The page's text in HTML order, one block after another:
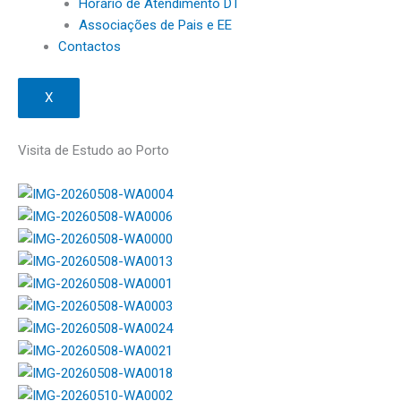
Horário de Atendimento DT
Associações de Pais e EE
Contactos
X
Visita de Estudo ao Porto